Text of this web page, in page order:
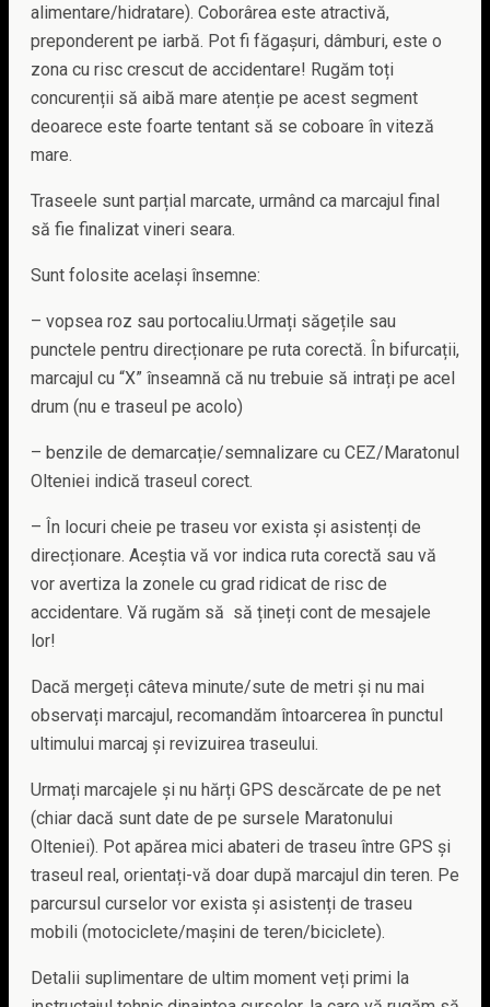
alimentare/hidratare). Coborârea este atractivă,
preponderent pe iarbă. Pot fi făgașuri, dâmburi, este o
zona cu risc crescut de accidentare! Rugăm toți
concurenții să aibă mare atenție pe acest segment
deoarece este foarte tentant să se coboare în viteză
mare.
Traseele sunt parțial marcate, urmând ca marcajul final
să fie finalizat vineri seara.
Sunt folosite același însemne:
– vopsea roz sau portocaliu.Urmați săgețile sau
punctele pentru direcționare pe ruta corectă. În bifurcații,
marcajul cu “X” înseamnă că nu trebuie să intrați pe acel
drum (nu e traseul pe acolo)
– benzile de demarcație/semnalizare cu CEZ/Maratonul
Olteniei indică traseul corect.
– În locuri cheie pe traseu vor exista și asistenți de
direcționare. Aceștia vă vor indica ruta corectă sau vă
vor avertiza la zonele cu grad ridicat de risc de
accidentare. Vă rugăm să să țineți cont de mesajele
lor!
Dacă mergeți câteva minute/sute de metri și nu mai
observați marcajul, recomandăm întoarcerea în punctul
ultimului marcaj și revizuirea traseului.
Urmați marcajele și nu hărți GPS descărcate de pe net
(chiar dacă sunt date de pe sursele Maratonului
Olteniei). Pot apărea mici abateri de traseu între GPS și
traseul real, orientați-vă doar după marcajul din teren. Pe
parcursul curselor vor exista și asistenți de traseu
mobili (motociclete/mașini de teren/biciclete).
Detalii suplimentare de ultim moment veți primi la